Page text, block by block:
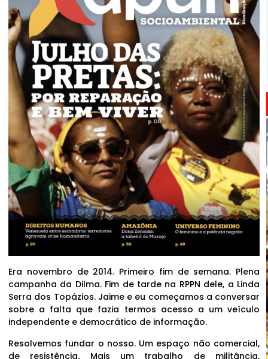
Era novembro de 2014. Primeiro fim de semana. Plena
campanha da Dilma. Fim de tarde na RPPN dele, a Linda
Serra dos Topázios. Jaime e eu começamos a conversar
sobre a falta que fazia termos acesso a um veículo
independente e democrático de informação.
Resolvemos fundar o nosso. Um espaço não comercial,
de resistência. Mais um trabalho de militância,